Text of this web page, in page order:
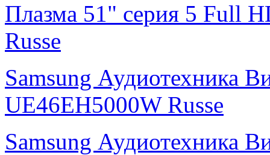
Плазма 51" cерия 5 Full
Russe
Samsung Аудиотехника
UE46EH5000W Russe
Samsung Аудиотехника